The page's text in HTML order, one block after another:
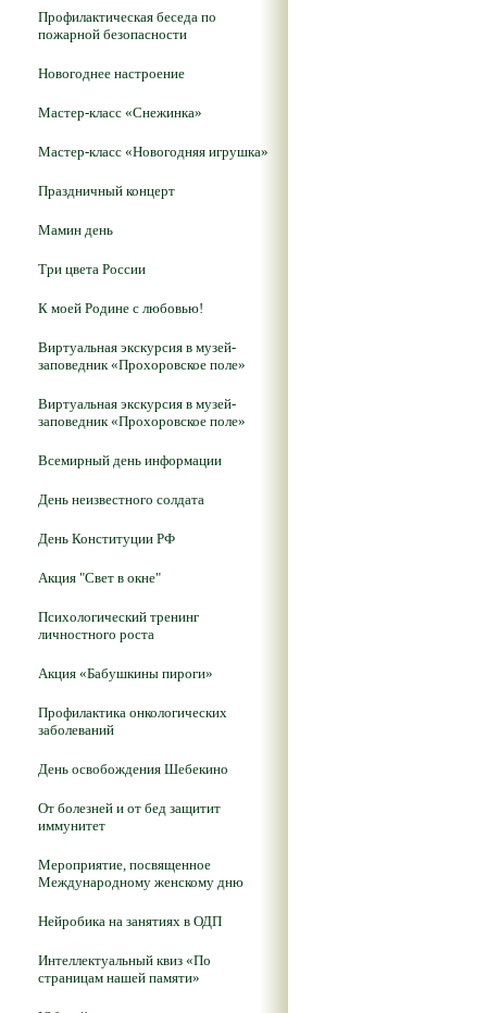
Профилактическая беседа по
пожарной безопасности
Новогоднее настроение
Мастер-класс «Снежинка»
Мастер-класс «Новогодняя игрушка»
Праздничный концерт
Мамин день
Три цвета России
К моей Родине с любовью!
Виртуальная экскурсия в музей-
заповедник «Прохоровское поле»
Виртуальная экскурсия в музей-
заповедник «Прохоровское поле»
Всемирный день информации
День неизвестного солдата
День Конституции РФ
Акция "Свет в окне"
Психологический тренинг
личностного роста
Акция «Бабушкины пироги»
Профилактика онкологических
заболеваний
День освобождения Шебекино
От болезней и от бед защитит
иммунитет
Мероприятие, посвященное
Международному женскому дню
Нейробика на занятиях в ОДП
Интеллектуальный квиз «По
страницам нашей памяти»